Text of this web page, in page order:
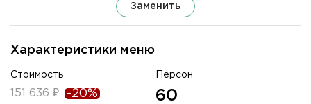
Характеристики меню
Стоимость
151 636 ₽ -20%
Персон
60
Заменить